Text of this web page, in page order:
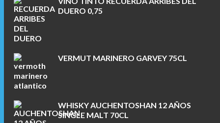
DUERO 0,75
VERMUT MARINERO GARVEY 75CL
WHISKY AUCHENTOSHAN 12 AÑOS
SINGLE MALT 70CL